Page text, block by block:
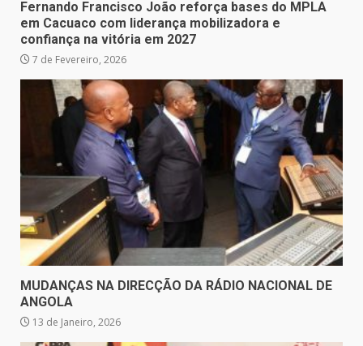
Fernando Francisco João reforça bases do MPLA
em Cacuaco com liderança mobilizadora e
confiança na vitória em 2027
7 de Fevereiro, 2026
MUDANÇAS NA DIRECÇÃO DA RÁDIO NACIONAL DE
ANGOLA
13 de Janeiro, 2026